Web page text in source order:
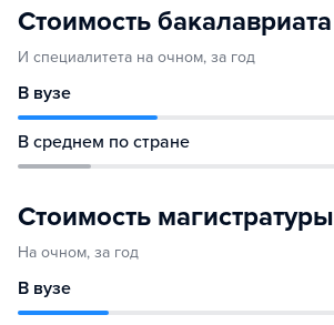
Стоимость бакалавриата
И специалитета на очном, за год
В вузе
В среднем по стране
Стоимость магистратуры
На очном, за год
В вузе